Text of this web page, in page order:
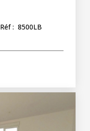
Réf : 8500LB